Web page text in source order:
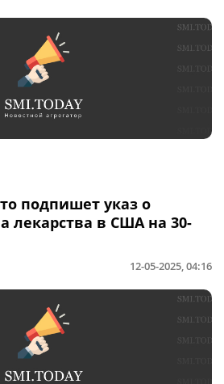
подпишет указ о
лекарства в США на 30-
12-05-2025, 04:16